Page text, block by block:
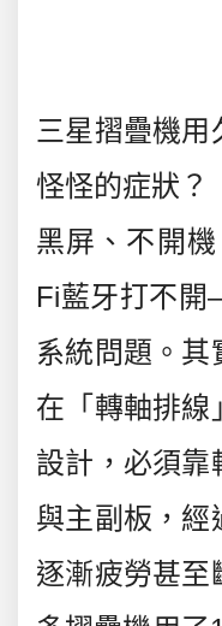
三星摺疊機
怪怪的症狀？
黑屏、不開
Fi藍牙打不
系統問題。其
在「轉軸排線
設計，必須靠
與主副板，經
逐漸疲勞甚至